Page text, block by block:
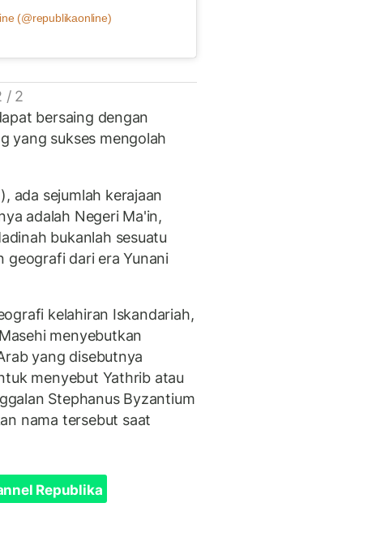
(@republikaonline)
/ 2
bersaing dengan
yang sukses mengolah
ada sejumlah kerajaan
adalah Negeri Ma'in,
bukanlah sesuatu
geografi dari era Yunani
kelahiran Iskandariah,
menyebutkan
yang disebutnya
menyebut Yathrib atau
Stephanus Byzantium
nama tersebut saat
Republika